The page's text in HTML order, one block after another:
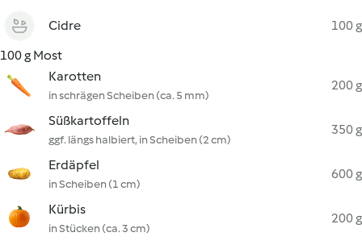
Cidre
100 g
100 g Most
Karotten
in schrägen Scheiben (ca. 5 mm)
200 g
Süßkartoffeln
ggf. längs halbiert, in Scheiben (2 cm)
350 g
Erdäpfel
in Scheiben (1 cm)
600 g
Kürbis
in Stücken (ca. 3 cm)
200 g